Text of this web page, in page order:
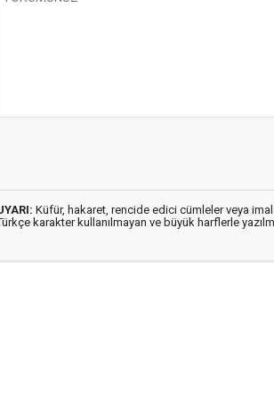
Küfür, hakaret, rencide edici cümleler veya
karakter kullanılmayan ve büyük harflerle